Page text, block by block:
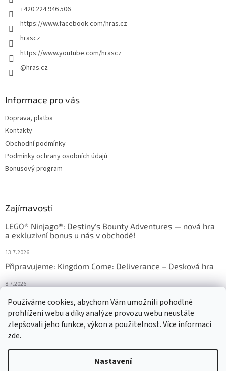
Používáme cookies, abychom Vám umožnili pohodlné
prohlížení webu a díky analýze provozu webu neustále
zlepšovali jeho funkce, výkon a použitelnost. Více informací
zde.
Nastavení
+420 224 946 506
https://www.facebook.com/hras.cz
hrascz
https://www.youtube.com/hrascz
@hras.cz
Informace pro vás
Doprava, platba
Kontakty
Obchodní podmínky
Podmínky ochrany osobních údajů
Bonusový program
Zajímavosti
LEGO® Ninjago®: Destiny's Bounty Adventures — nová hra
a exkluzivní bonus u nás v obchodě!
13.7.2026
Připravujeme: Kingdom Come: Deliverance – Desková hra
8.7.2026
Nejlepší deskové hry: výběr, který frčí v celém Česku
18.6.2026